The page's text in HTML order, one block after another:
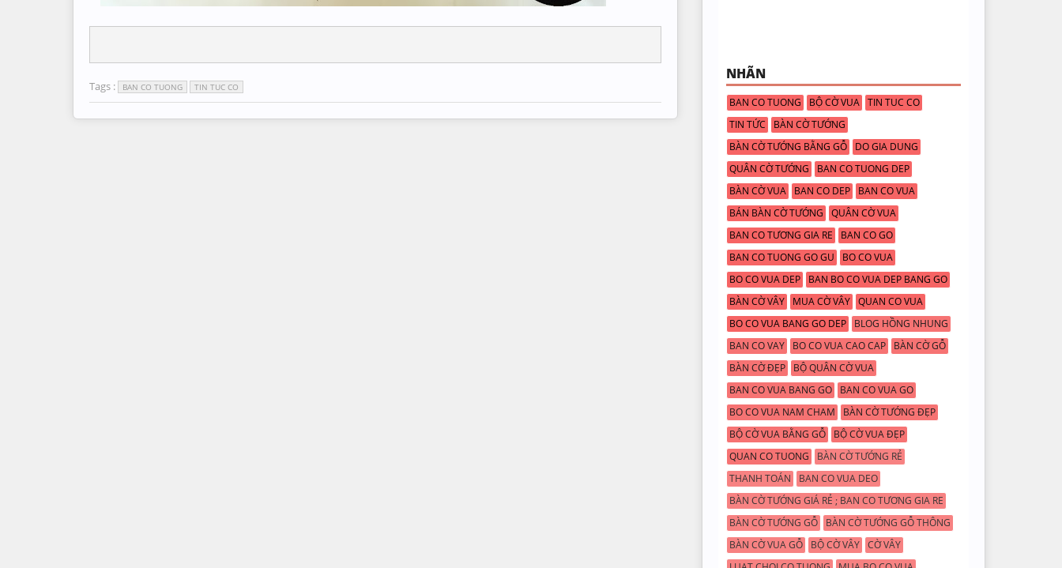
Tags : BAN CO TUONG TIN TUC CO
NHÃN
BAN CO TUONG BỘ CỜ VUA
TIN TUC CO
TIN TỨC
BÀN CỜ TƯỚNG
BÀN CỜ TƯỚNG BẰNG GỖ
DO GIA DUNG
QUÂN CỜ TƯỚNG
BAN CO TUONG DEP
BÀN CỜ VUA
BAN CO DEP
BAN CO VUA
BÁN BÀN CỜ TƯỚNG
QUÂN CỜ VUA
BAN CO TƯƠNG GIA RE
BAN CO GO
BAN CO TUONG GO GU
BO CO VUA
BO CO VUA DEP
BAN BO CO VUA DEP BANG GO
BÀN CỜ VÂY
MUA CỜ VÂY
QUAN CO VUA
BO CO VUA BANG GO DEP
BLOG HỒNG NHUNG
BAN CO VAY
BO CO VUA CAO CAP
BÀN CỜ GỖ
BÀN CỜ ĐẸP
BỘ QUÂN CỜ VUA
BAN CO VUA BANG GO
BAN CO VUA GO
BO CO VUA NAM CHAM
BÀN CỜ TƯỚNG ĐẸP
BỘ CỜ VUA BẰNG GỖ
BỘ CỜ VUA ĐẸP
QUAN CO TUONG
BÀN CỜ TƯỚNG RẺ
THANH TOÁN
BAN CO VUA DEO
BÀN CỜ TƯỚNG GIÁ RẺ ; BAN CO TƯƠNG GIA RE
BÀN CỜ TƯỚNG GỖ
BÀN CỜ TƯỚNG GỖ THÔNG
BÀN CỜ VUA GỖ
BỘ CỜ VÂY
CỜ VÂY